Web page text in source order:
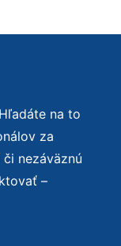
na to
za
nezáväznú
–